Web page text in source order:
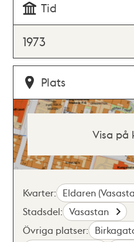
Tid
1973
Plats
Visa på
Kvarter: Eldaren
Stadsdel: Vasastan
Övriga platser: